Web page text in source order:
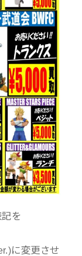
を
に変更させ